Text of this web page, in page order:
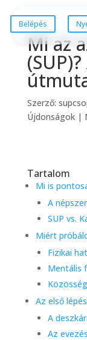
Belépés
Mi az
Szerző:
Újdonságok|
Tartalom
Mi is
A
SUP vs.
Miért
Fizikai
Mentális
Az első
A
Az